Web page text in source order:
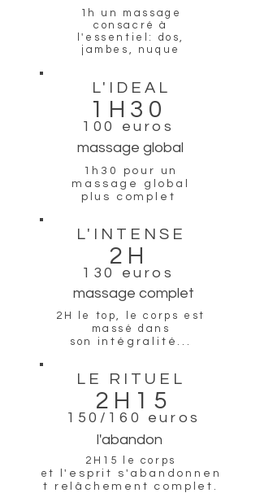
1h un massage
consacré à
l'essentiel: dos,
jambes, nuque
L'IDEAL
1H30
100 euros
massage global
1h30 pour un
massage global
plus complet
L'INTENSE
2H
130 euros
massage complet
2H le top, le corps est
massé dans
son
intégralité...
LE RITUEL
2H15
150/160 euros
l'abandon
2H15 le corps
et
l'esprit s'abandonnen
t relâchement complet.